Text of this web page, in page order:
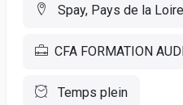
Spay, Pays de la
CFA FORMATION
Temps plein